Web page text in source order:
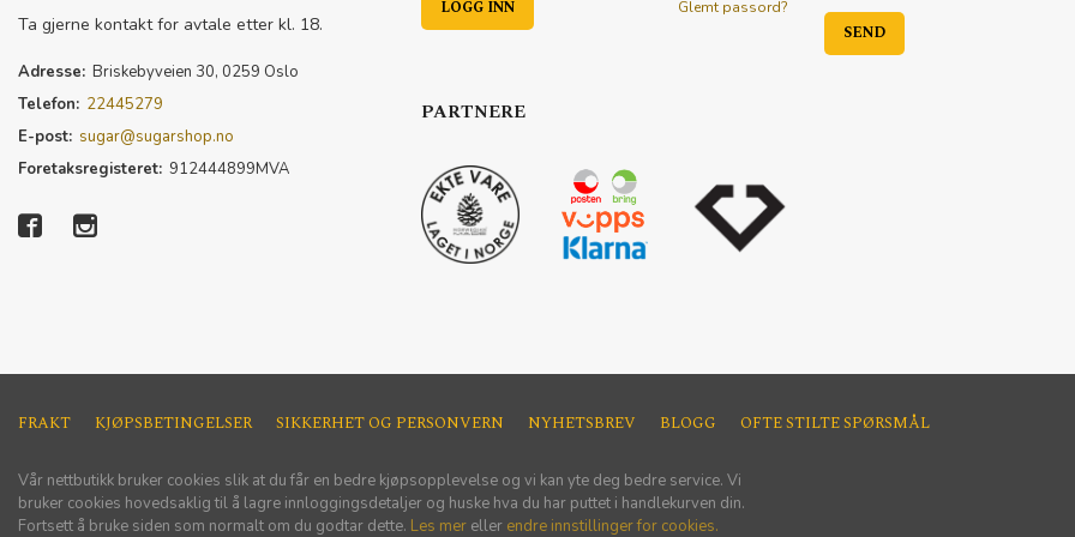
Ta gjerne kontakt for avtale etter kl. 18.
Adresse: Briskebyveien 30, 0259 Oslo
Telefon: 22445279
E-post: sugar@sugarshop.no
Foretaksregisteret: 912444899MVA
Glemt passord?
PARTNERE
FRAKT KJØPSBETINGELSER SIKKERHET OG PERSONVERN NYHETSBREV BLOGG OFTE STILTE SPØRSMÅL
Vår nettbutikk bruker cookies slik at du får en bedre kjøpsopplevelse og vi kan yte deg bedre service. Vi
bruker cookies hovedsaklig til å lagre innloggingsdetaljer og huske hva du har puttet i handlekurven din.
Fortsett å bruke siden som normalt om du godtar dette. Les mer eller endre innstillinger for cookies.